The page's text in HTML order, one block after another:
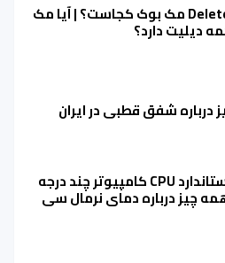
دکمه Delete مک بوک کجاست؟ | آیا مک
دیلیت دارد؟
درباره شفق قطبی در ایران
دمای استاندارد CPU کامپیوتر چند درجه
چیز درباره دمای نرمال سی